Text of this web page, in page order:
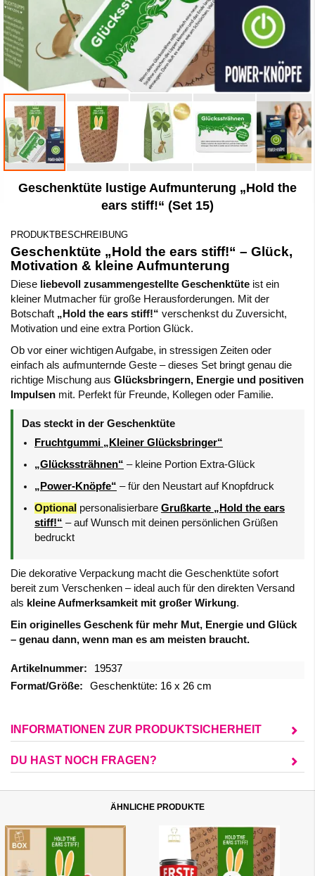
AnfangGeschenktüte lustige Aufmunterung „Hold the
ears stiff!“ (Set 15)
PRODUKTBESCHREIBUNG
Geschenktüte „Hold the ears stiff!“ – Glück,
Motivation & kleine Aufmunterung
Diese liebevoll zusammengestellte Geschenktüte ist ein
kleiner Mutmacher für große Herausforderungen. Mit der
Botschaft „Hold the ears stiff!“ verschenkst du Zuversicht,
Motivation und eine extra Portion Glück.
Ob vor einer wichtigen Aufgabe, in stressigen Zeiten oder
einfach als aufmunternde Geste – dieses Set bringt genau die
richtige Mischung aus Glücksbringern, Energie und positiven
Impulsen mit. Perfekt für Freunde, Kollegen oder Familie.
Das steckt in der Geschenktüte
Fruchtgummi „Kleiner Glücksbringer“
„Glückssträhnen“ – kleine Portion Extra-Glück
„Power-Knöpfe“ – für den Neustart auf Knopfdruck
Optional personalisierbare Grußkarte „Hold the ears
stiff!“ – auf Wunsch mit deinen persönlichen Grüßen
bedruckt
Die dekorative Verpackung macht die Geschenktüte sofort
bereit zum Verschenken – ideal auch für den direkten Versand
als kleine Aufmerksamkeit mit großer Wirkung.
Ein originelles Geschenk für mehr Mut, Energie und Glück
– genau dann, wenn man es am meisten braucht.
Mehr
Informationen
19537
Geschenktüte: 16 x 26 cm
INFORMATIONEN ZUR PRODUKTSICHERHEIT
DU HAST NOCH FRAGEN?
ÄHNLICHE PRODUKTE